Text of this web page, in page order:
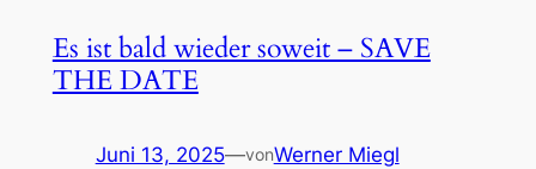
Es ist bald wieder soweit – SAVE
THE DATE
Juni 13, 2025—vonWerner Miegl